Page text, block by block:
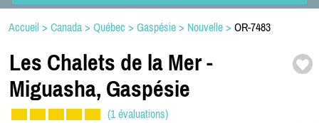
Accueil > Canada > Québec > Gaspésie > Nouvelle > OR-7483
Les Chalets de la Mer -
Miguasha, Gaspésie
(1 évaluations)